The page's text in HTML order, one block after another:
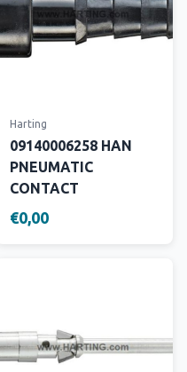
Harting
09140006258 HAN
PNEUMATIC
CONTACT
€0,00